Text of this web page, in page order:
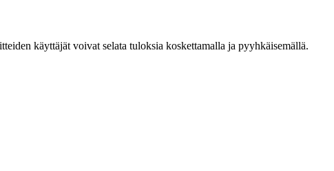
käyttäjät voivat selata tuloksia koskettamalla ja pyyhkäisemällä.